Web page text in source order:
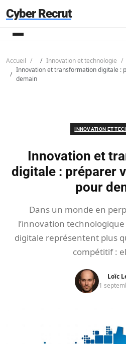
Cyber Recrut
Accueil
Innovation et technologie
Innovation et transformation digitale :
demain
INNOVATION ET
Innovation et
digitale : préparer
pour
Dans un monde en
l’innovation
digitale représentent plus
compétitif :
Loïc
1